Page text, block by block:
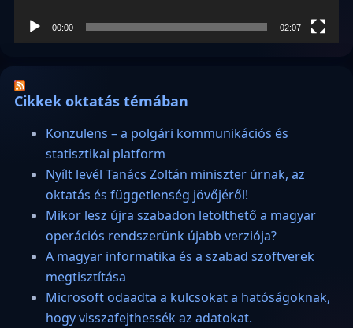
00:00 02:07
Cikkek oktatás témában
Konzulens – a polgári kommunikációs és
statisztikai platform
Nyílt levél Tanács Zoltán miniszter úrnak, az
oktatás és függetlenség jövőjéről!
Mikor lesz újra szabadon letölthető a magyar
operációs rendszerünk újabb verziója?
A magyar informatika és a szabad szoftverek
megtisztítása
Microsoft odaadta a kulcsokat a hatóságoknak,
hogy visszafejthessék az adatokat.